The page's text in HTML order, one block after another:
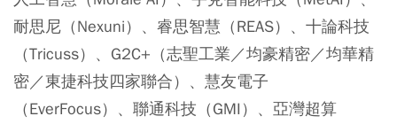
耐思尼（Nexuni）、睿思智慧（REAS）、十論科技
（Tricuss）、G2C+（志聖工業／均豪精密／均華精
密／東捷科技四家聯合）、慧友電子
（EverFocus）、聯通科技（GMI）、亞灣超算